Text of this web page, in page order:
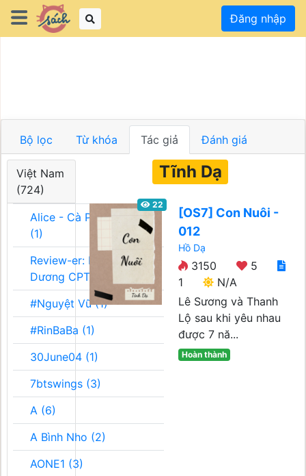
Đăng nhập
Bộ lọc Từ khóa Tác giả Đánh giá
Việt Nam
(724)
Alice - Cà Phê Team
(1)
Review-er: Dương
Dương CPT (1)
#Nguyệt Vũ (1)
#RinBaBa (1)
30June04 (1)
7btswings (3)
A (6)
A Bình Nho (2)
AONE1 (3)
Tĩnh Dạ
22
[OS7] Con Nuôi -
012
Hồ Dạ
3150
5
1
N/A
Lê Sương và Thanh
Lộ sau khi yêu nhau
được 7 nă...
Hoàn thành